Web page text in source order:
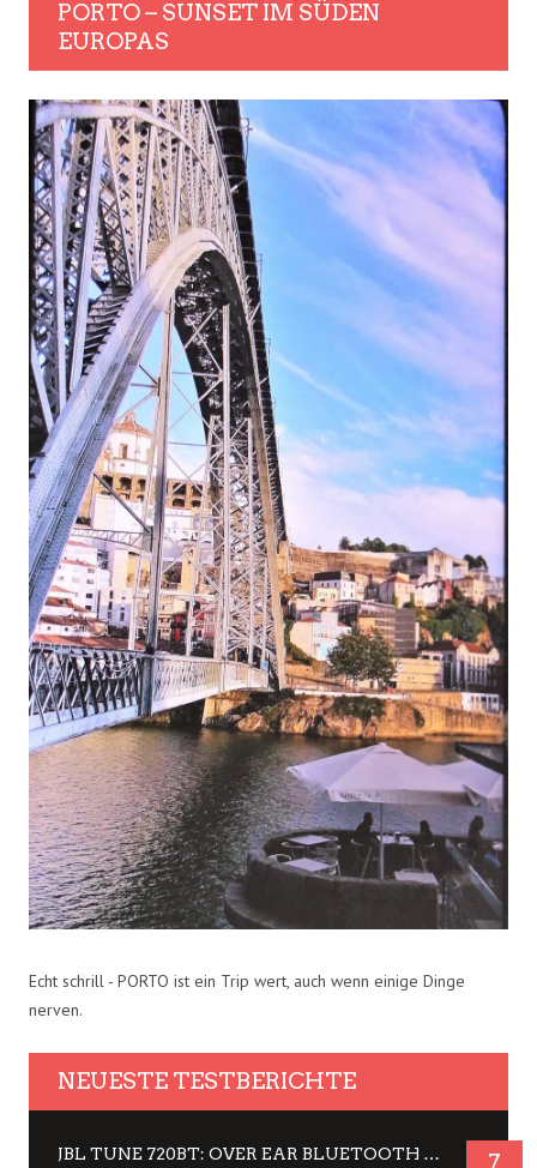
PORTO – SUNSET IM SÜDEN
EUROPAS
Echt schrill - PORTO ist ein Trip wert, auch wenn einige Dinge
nerven.
NEUESTE TESTBERICHTE
JBL TUNE 720BT: OVER EAR BLUETOOTH KOPFHÖRER UM DIE 50,-€ IM DAUER-TEST